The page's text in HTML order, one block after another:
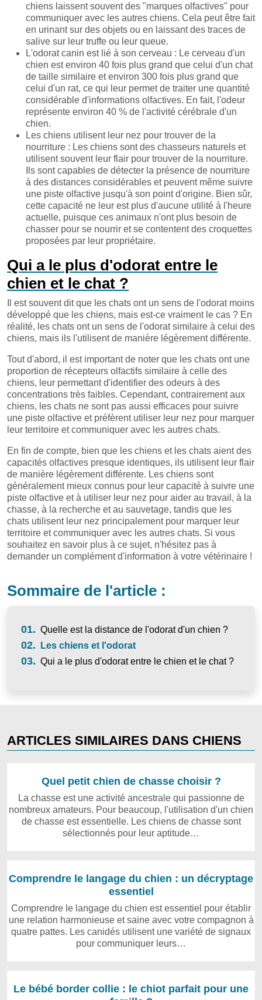
chiens laissent souvent des "marques olfactives" pour
communiquer avec les autres chiens. Cela peut être fait
en urinant sur des objets ou en laissant des traces de
salive sur leur truffe ou leur queue.
L'odorat canin est lié à son cerveau : Le cerveau d'un
chien est environ 40 fois plus grand que celui d'un chat
de taille similaire et environ 300 fois plus grand que
celui d'un rat, ce qui leur permet de traiter une quantité
considérable d'informations olfactives. En fait, l'odeur
représente environ 40 % de l'activité cérébrale d'un
chien.
Les chiens utilisent leur nez pour trouver de la
nourriture : Les chiens sont des chasseurs naturels et
utilisent souvent leur flair pour trouver de la nourriture.
Ils sont capables de détecter la présence de nourriture
à des distances considérables et peuvent même suivre
une piste olfactive jusqu'à son point d'origine. Bien sûr,
cette capacité ne leur est plus d'aucune utilité à l'heure
actuelle, puisque ces animaux n'ont plus besoin de
chasser pour se nourrir et se contentent des croquettes
proposées par leur propriétaire.
Qui a le plus d'odorat entre le
chien et le chat ?
Il est souvent dit que les chats ont un sens de l'odorat moins
développé que les chiens, mais est-ce vraiment le cas ? En
réalité, les chats ont un sens de l'odorat similaire à celui des
chiens, mais ils l'utilisent de manière légèrement différente.
Tout d'abord, il est important de noter que les chats ont une
proportion de récepteurs olfactifs similaire à celle des
chiens, leur permettant d'identifier des odeurs à des
concentrations très faibles. Cependant, contrairement aux
chiens, les chats ne sont pas aussi efficaces pour suivre
une piste olfactive et préfèrent utiliser leur nez pour marquer
leur territoire et communiquer avec les autres chats.
En fin de compte, bien que les chiens et les chats aient des
capacités olfactives presque identiques, ils utilisent leur flair
de manière légèrement différente. Les chiens sont
généralement mieux connus pour leur capacité à suivre une
piste olfactive et à utiliser leur nez pour aider au travail, à la
chasse, à la recherche et au sauvetage, tandis que les
chats utilisent leur nez principalement pour marquer leur
territoire et communiquer avec les autres chats. Si vous
souhaitez en savoir plus à ce sujet, n'hésitez pas à
demander un complément d'information à votre vétérinaire !
Sommaire de l'article :
01. Quelle est la distance de l'odorat d'un chien ?
02. Les chiens et l'odorat
03. Qui a le plus d'odorat entre le chien et le chat ?
ARTICLES SIMILAIRES DANS CHIENS
Quel petit chien de chasse choisir ?
La chasse est une activité ancestrale qui passionne de
nombreux amateurs. Pour beaucoup, l'utilisation d'un chien
de chasse est essentielle. Les chiens de chasse sont
sélectionnés pour leur aptitude…
Comprendre le langage du chien : un décryptage
essentiel
Comprendre le langage du chien est essentiel pour établir
une relation harmonieuse et saine avec votre compagnon à
quatre pattes. Les canidés utilisent une variété de signaux
pour communiquer leurs…
Le bébé border collie : le chiot parfait pour une